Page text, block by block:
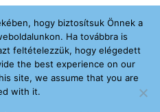
.
hogy biztosítsuk Önnek a
Ha továbbra is
feltételezzük, hogy elégedett
the best experience on our
site, we assume that you are
with it.